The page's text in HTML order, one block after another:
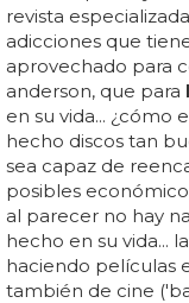
revista
adicciones que
aprovechado para
anderson, que para
en su vida... ¿cómo
hecho discos tan
sea capaz de
posibles
al parecer no hay
hecho en su vida...
haciendo películas
también de cine